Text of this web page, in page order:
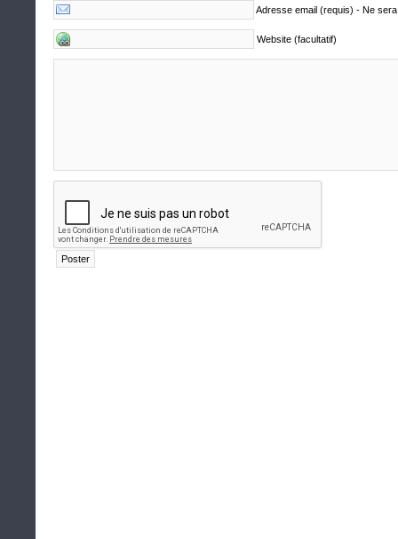
Adresse email (requis) - Ne
Website (facultatif)